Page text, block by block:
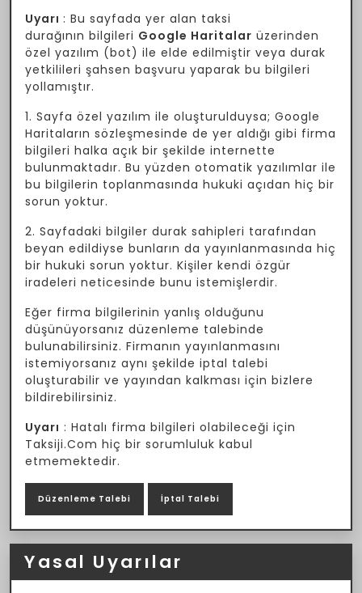
Uyarı : Bu sayfada yer alan taksi
durağının bilgileri Google Haritalar üzerinden
özel yazılım (bot) ile elde edilmiştir veya durak
yetkilileri şahsen başvuru yaparak bu bilgileri
yollamıştır.
1. Sayfa özel yazılım ile oluşturulduysa; Google
Haritaların sözleşmesinde de yer aldığı gibi firma
bilgileri halka açık bir şekilde internette
bulunmaktadır. Bu yüzden otomatik yazılımlar ile
bu bilgilerin toplanmasında hukuki açıdan hiç bir
sorun yoktur.
2. Sayfadaki bilgiler durak sahipleri tarafından
beyan edildiyse bunların da yayınlanmasında hiç
bir hukuki sorun yoktur. Kişiler kendi özgür
iradeleri neticesinde bunu istemişlerdir.
Eğer firma bilgilerinin yanlış olduğunu
düşünüyorsanız düzenleme talebinde
bulunabilirsiniz. Firmanın yayınlanmasını
istemiyorsanız aynı şekilde iptal talebi
oluşturabilir ve yayından kalkması için bizlere
bildirebilirsiniz.
Uyarı : Hatalı firma bilgileri olabileceği için
Taksiji.Com hiç bir sorumluluk kabul
etmemektedir.
Düzenleme Talebi İptal Talebi
Yasal Uyarılar